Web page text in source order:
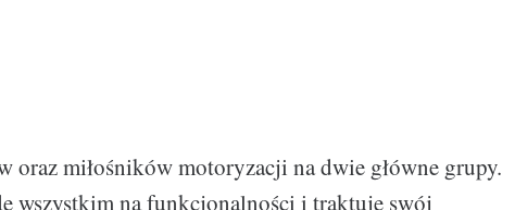
oraz miłośników motoryzacji na dwie główne grupy.
wszystkim na funkcjonalności i traktuje swój